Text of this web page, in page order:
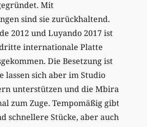
Mit
sind sie zurückhaltend.
2012 und Luyando 2017 ist
internationale Platte
Die Besetzung ist
lassen sich aber im Studio
unterstützen und die Mbira
zum Zuge. Tempomäßig gibt
schnellere Stücke, aber auch